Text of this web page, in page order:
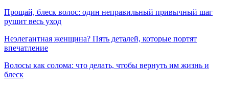
Прощай, блеск волос: один неправильный привычный шаг
рушит весь уход
Неэлегантная женщина? Пять деталей, которые портят
впечатление
Волосы как солома: что делать, чтобы вернуть им жизнь и
блеск